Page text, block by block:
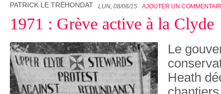
PATRICK LE TRÉHONDAT LUN, 08/06/15 AJOUTER UN
1971 : Grève active à la Clyde
Le
Heath